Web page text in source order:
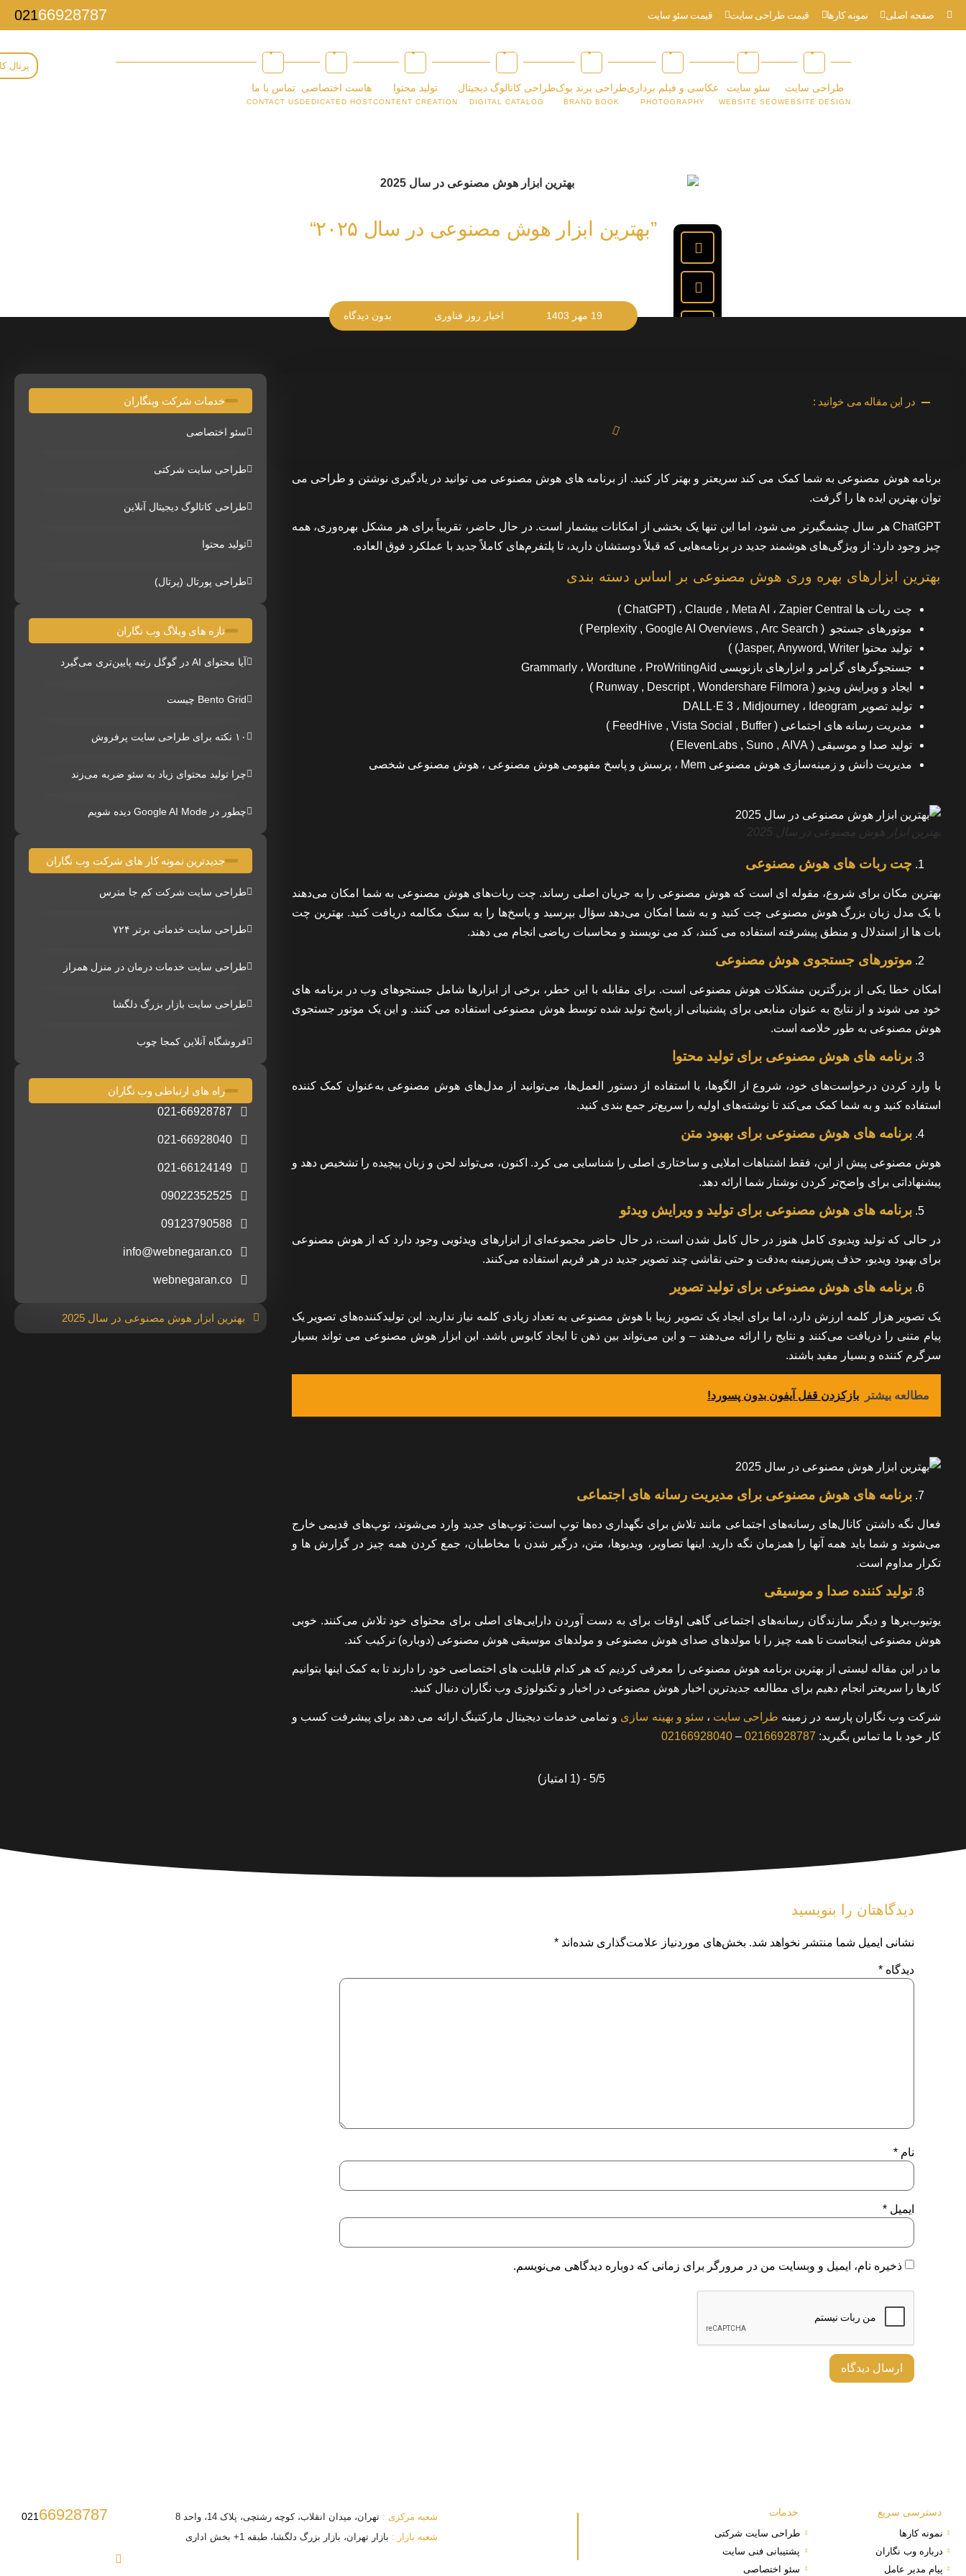
صفحه اصلی نمونه کارها قیمت طراحی سایت قیمت سئو سایت 02166928787
طراحی سایت
WEBSITE DESIGN
سئو سایت
WEBSITE SEO
عکاسی و فیلم برداری
PHOTOGRAPHY
طراحی برند بوک
BRAND BOOK
طراحی کاتالوگ دیجیتال
DIGITAL CATALOG
تولید محتوا
CONTENT CREATION
هاست اختصاصی
DEDICATED HOST
تماس با ما
CONTACT US
پرتال
”بهترین ابزار هوش مصنوعی در سال ۲۰۲۵“
19 مهر 1403 اخبار روز فناوری بدون دیدگاه
در این مقاله می خوانید :
برنامه هوش مصنوعی به شما کمک می کند سریعتر و بهتر کار کنید. از برنامه های هوش مصنوعی می توانید در یادگیری نوشتن و طراحی می
توان بهترین ایده ها را گرفت.
ChatGPT هر سال چشمگیرتر می شود، اما این تنها یک بخشی از امکانات بیشمار است. در حال حاضر، تقریباً برای هر مشکل بهره‌وری، همه
چیز وجود دارد: از ویژگی‌های هوشمند جدید در برنامه‌هایی که قبلاً دوستشان دارید، تا پلتفرم‌های کاملاً جدید با عملکرد فوق العاده.
بهترین ابزارهای بهره وری هوش مصنوعی بر اساس دسته بندی
چت ربات ها ChatGPT) ، Claude ، Meta AI ، Zapier Central )
موتورهای جستجو ( Perplexity , Google AI Overviews , Arc Search )
تولید محتوا Jasper, Anyword, Writer) )
جستجوگرهای گرامر و ابزارهای بازنویسی Grammarly ، Wordtune ، ProWritingAid
ایجاد و ویرایش ویدیو ( Runway , Descript , Wondershare Filmora )
تولید تصویر DALL·E 3 ، Midjourney ، Ideogram
مدیریت رسانه های اجتماعی ( FeedHive , Vista Social , Buffer )
تولید صدا و موسیقی ( ElevenLabs , Suno , AIVA )
مدیریت دانش و زمینه‌سازی هوش مصنوعی Mem ، پرسش و پاسخ مفهومی هوش مصنوعی ، هوش مصنوعی شخصی
بهترین ابزار هوش مصنوعی در سال 2025
چت ربات های هوش مصنوعی
بهترین مکان برای شروع، مقوله ای است که هوش مصنوعی را به جریان اصلی رساند. چت ربات‌های هوش مصنوعی به شما امکان می‌دهند
با یک مدل زبان بزرگ هوش مصنوعی چت کنید و به شما امکان می‌دهد سؤال بپرسید و پاسخ‌ها را به سبک مکالمه دریافت کنید. بهترین چت
بات ها از استدلال و منطق پیشرفته استفاده می کنند، کد می نویسند و محاسبات ریاضی انجام می دهند.
موتورهای جستجوی هوش مصنوعی
امکان خطا یکی از بزرگترین مشکلات هوش مصنوعی است. برای مقابله با این خطر، برخی از ابزارها شامل جستجوهای وب در برنامه های
خود می شوند و از نتایج به عنوان منابعی برای پشتیبانی از پاسخ تولید شده توسط هوش مصنوعی استفاده می کنند. و این یک موتور جستجوی
هوش مصنوعی به طور خلاصه است.
برنامه های هوش مصنوعی برای تولید محتوا
با وارد کردن درخواست‌های خود، شروع از الگوها، یا استفاده از دستور العمل‌ها، می‌توانید از مدل‌های هوش مصنوعی به‌عنوان کمک کننده
استفاده کنید و به شما کمک می‌کند تا نوشته‌های اولیه را سریع‌تر جمع بندی کنید.
برنامه های هوش مصنوعی برای بهبود متن
هوش مصنوعی پیش از این، فقط اشتباهات املایی و ساختاری اصلی را شناسایی می کرد. اکنون، می‌تواند لحن و زبان پیچیده را تشخیص دهد و
پیشنهاداتی برای واضح‌تر کردن نوشتار شما ارائه دهد.
برنامه های هوش مصنوعی برای تولید و ویرایش ویدئو
در حالی که تولید ویدیوی کامل هنوز در حال کامل شدن است، در حال حاضر مجموعه‌ای از ابزارهای ویدئویی وجود دارد که از هوش مصنوعی
برای بهبود ویدیو، حذف پس‌زمینه به‌دقت و حتی نقاشی چند تصویر جدید در هر فریم استفاده می‌کنند.
برنامه های هوش مصنوعی برای تولید تصویر
یک تصویر هزار کلمه ارزش دارد، اما برای ایجاد یک تصویر زیبا با هوش مصنوعی به تعداد زیادی کلمه نیاز ندارید. این تولیدکننده‌های تصویر یک
پیام متنی را دریافت می‌کنند و نتایج را ارائه می‌دهند – و این می‌تواند بین ذهن‌ تا ایجاد کابوس باشد. این ابزار هوش مصنوعی می تواند بسیار
سرگرم کننده و بسیار مفید باشند.
مطالعه بیشتر بازکزدن قفل آیفون بدون پسورد!
برنامه های هوش مصنوعی برای مدیریت رسانه های اجتماعی
فعال نگه داشتن کانال‌های رسانه‌های اجتماعی مانند تلاش برای نگهداری ده‌ها توپ است: توپ‌های جدید وارد می‌شوند، توپ‌های قدیمی خارج
می‌شوند و شما باید همه آنها را همزمان نگه دارید. اینها تصاویر، ویدیوها، متن، درگیر شدن با مخاطبان، جمع کردن همه چیز در گزارش ها و
تکرار مداوم است.
تولید کننده صدا و موسیقی
یوتیوب‌برها و دیگر سازندگان رسانه‌های اجتماعی گاهی اوقات برای به دست آوردن دارایی‌های اصلی برای محتوای خود تلاش می‌کنند. خوبی
هوش مصنوعی اینجاست تا همه چیز را با مولدهای صدای هوش مصنوعی و مولدهای موسیقی هوش مصنوعی (دوباره) ترکیب کند.
ما در این مقاله لیستی از بهترین برنامه هوش مصنوعی را معرفی کردیم که هر کدام قابلیت های اختصاصی خود را دارند تا به کمک اینها بتوانیم
کارها را سریعتر انجام دهیم برای مطالعه جدیدترین اخبار هوش مصنوعی در اخبار و تکنولوژی وب نگاران دنبال کنید.
شرکت وب نگاران پارسه در زمینه طراحی سایت ، سئو و بهینه سازی و تمامی خدمات دیجیتال مارکتینگ ارائه می دهد برای پیشرفت کسب و
کار خود با ما تماس بگیرید: 02166928787
–
02166928040
5/5 - (1 امتیاز)
خدمات شرکت وبنگاران
سئو اختصاصی
طراحی سایت شرکتی
طراحی کاتالوگ دیجیتال آنلاین
تولید محتوا
طراحی پورتال (پرتال)
تازه های وبلاگ وب نگاران
آیا محتوای AI در گوگل رتبه پایین‌تری می‌گیرد
Bento Grid چیست
۱۰ نکته برای طراحی سایت پرفروش
چرا تولید محتوای زیاد به سئو ضربه می‌زند
چطور در Google AI Mode دیده شویم
جدیدترین نمونه کار های شرکت وب نگاران
طراحی سایت شرکت کم جا مترس
طراحی سایت خدماتی برتر ۷۲۴
طراحی سایت خدمات درمان در منزل همراز
طراحی سایت بازار بزرگ دلگشا
فروشگاه آنلاین کمجا چوب
راه های ارتباطی وب نگاران
021-66928787
021-66928040
021-66124149
09022352525
09123790588
info@webnegaran.co
webnegaran.co
بهترین ابزار هوش مصنوعی در سال 2025
دیدگاهتان را بنویسید
نشانی ایمیل شما منتشر نخواهد شد. بخش‌های موردنیاز علامت‌گذاری شده‌اند *
دیدگاه *
نام *
ایمیل *
ذخیره نام، ایمیل و وبسایت من در مرورگر برای زمانی که دوباره دیدگاهی می‌نویسم.
دسترسی سریع
نمونه کارها
درباره وب نگاران
پیام مدیر عامل
خدمات
طراحی سایت شرکتی
پشتیبانی فنی سایت
سئو اختصاصی
شعبه مرکزی : تهران، میدان انقلاب، کوچه رشتچی، پلاک 14، واحد 8
شعبه بازار : بازار تهران، بازار بزرگ دلگشا، طبقه 1+ بخش اداری
021 66928787